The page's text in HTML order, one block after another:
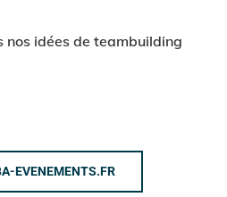
nos idées de teambuilding
EVENEMENTS.FR